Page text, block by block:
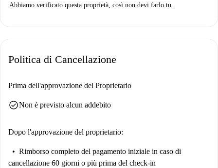
Abbiamo verificato questa proprietà, così non devi farlo tu.
Politica di Cancellazione
Prima dell'approvazione del Proprietario
check_circleNon è previsto alcun addebito
Dopo l'approvazione del proprietario:
Rimborso completo del pagamento iniziale in caso di
cancellazione 60 giorni o più prima del check-in